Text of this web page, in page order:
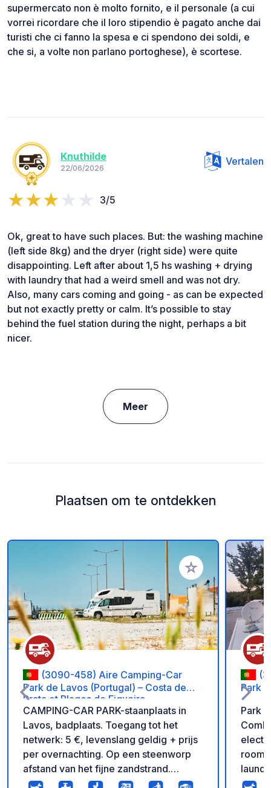
supermercato non è molto fornito, e il personale (a cui
vorrei ricordare che il loro stipendio è pagato anche dai
turisti che ci fanno la spesa e ci spendono dei soldi, e
che si, a volte non parlano portoghese), è scortese.
Knuthilde
22/06/2026
Vertalen
3/5
Ok, great to have such places. But: the washing machine
(left side 8kg) and the dryer (right side) were quite
disappointing. Left after about 1,5 hs washing + drying
with laundry that had a weird smell and was not dry.
Also, many cars coming and going - as can be expected
but not exactly pretty or calm. It’s possible to stay
behind the fuel station during the night, perhaps a bit
nicer.
Meer
Plaatsen om te ontdekken
Voeg toe aan je
(3090-458) Aire Camping-Car
Park de Lavos (Portugal) – Costa de
Prata et Plages de Figueira
CAMPING-CAR PARK-staanplaats in
Lavos, badplaats. Toegang tot het
netwerk: 5 €, levenslang geldig + prijs
per overnachting. Op een steenworp
afstand van het fijne zandstrand.
Rustige staanplaats, natuurlijke en
Park
Park
for